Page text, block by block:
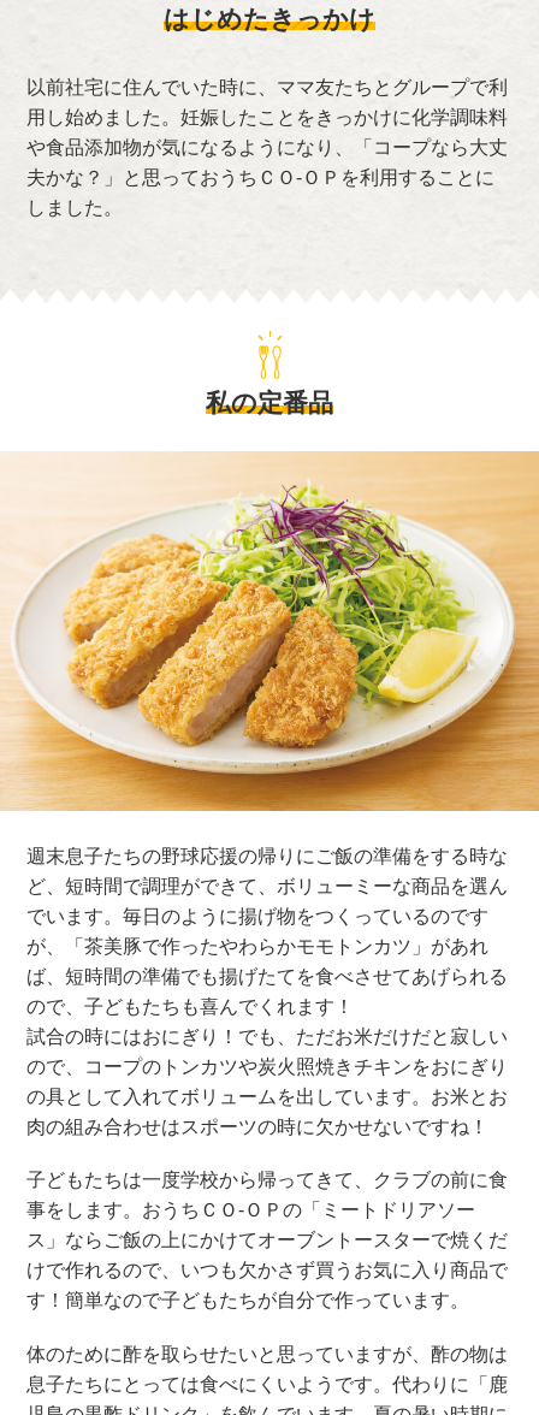
はじめたきっかけ
以前社宅に住んでいた時に、ママ友たちとグループで利
用し始めました。妊娠したことをきっかけに化学調味料
や食品添加物が気になるようになり、「コープなら大丈
夫かな？」と思っておうちＣＯ-ＯＰを利用することに
しました。
私の定番品
週末息子たちの野球応援の帰りにご飯の準備をする時な
ど、短時間で調理ができて、ボリューミーな商品を選ん
でいます。毎日のように揚げ物をつくっているのです
が、「茶美豚で作ったやわらかモモトンカツ」があれ
ば、短時間の準備でも揚げたてを食べさせてあげられる
ので、子どもたちも喜んでくれます！
試合の時にはおにぎり！でも、ただお米だけだと寂しい
ので、コープのトンカツや炭火照焼きチキンをおにぎり
の具として入れてボリュームを出しています。お米とお
肉の組み合わせはスポーツの時に欠かせないですね！
子どもたちは一度学校から帰ってきて、クラブの前に食
事をします。おうちＣＯ-ＯＰの「ミートドリアソー
ス」ならご飯の上にかけてオーブントースターで焼くだ
けで作れるので、いつも欠かさず買うお気に入り商品で
す！簡単なので子どもたちが自分で作っています。
体のために酢を取らせたいと思っていますが、酢の物は
息子たちにとっては食べにくいようです。代わりに「鹿